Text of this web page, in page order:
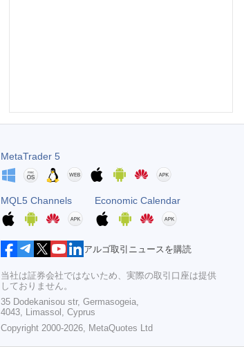
MetaTrader 5
MQL5 Channels Economic Calendar
アルゴ取引ニュースを購読
当社は証券会社ではないため、実際の取引口座は提供
しておりません。
35 Dodekanisou str, Germasogeia,
4043, Limassol, Cyprus
Copyright 2000-2026, MetaQuotes Ltd